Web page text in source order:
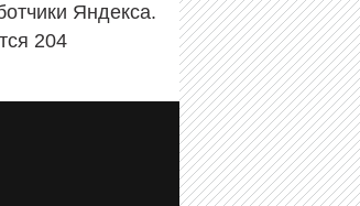
Яндекса.
204